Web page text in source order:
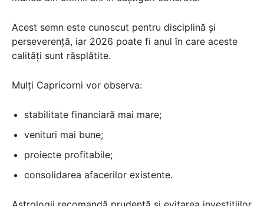
Acest semn este cunoscut pentru disciplină și
perseverență, iar 2026 poate fi anul în care aceste
calități sunt răsplătite.
Mulți Capricorni vor observa:
stabilitate financiară mai mare;
venituri mai bune;
proiecte profitabile;
consolidarea afacerilor existente.